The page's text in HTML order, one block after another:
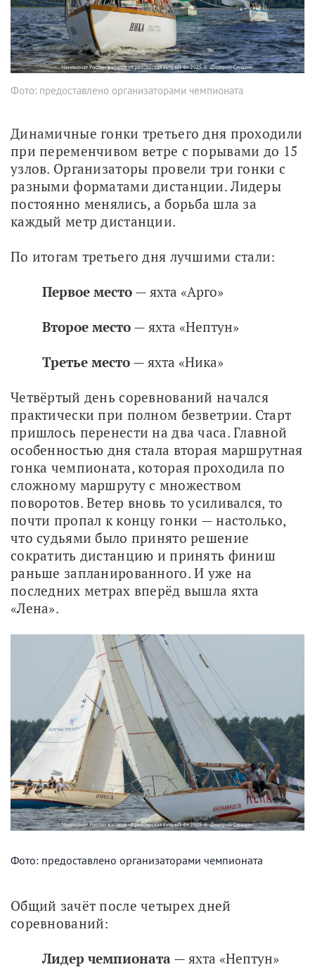
Фото: предоставлено организаторами чемпионата
Динамичные гонки третьего дня проходили
при переменчивом ветре с порывами до 15
узлов. Организаторы провели три гонки с
разными форматами дистанции. Лидеры
постоянно менялись, а борьба шла за
каждый метр дистанции.
По итогам третьего дня лучшими стали:
Первое место — яхта «Арго»
Второе место — яхта «Нептун»
Третье место — яхта «Ника»
Четвёртый день соревнований начался
практически при полном безветрии. Старт
пришлось перенести на два часа. Главной
особенностью дня стала вторая маршрутная
гонка чемпионата, которая проходила по
сложному маршруту с множеством
поворотов. Ветер вновь то усиливался, то
почти пропал к концу гонки — настолько,
что судьями было принято решение
сократить дистанцию и принять финиш
раньше запланированного. И уже на
последних метрах вперёд вышла яхта
«Лена».
Фото: предоставлено организаторами чемпионата
Общий зачёт после четырех дней
соревнований:
Лидер чемпионата — яхта «Нептун»